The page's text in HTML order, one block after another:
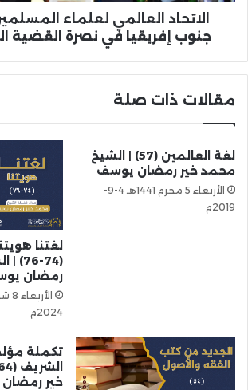
الاتحاد العالمي لعلماء
جنوب إفريقيا في نصرة القضية
مقالات ذات صلة
لغة العالمين (57) | الشيخ
محمد خير رمضان يوسف
الأربعاء 5 محرم 1441هـ 4-9-
2019م
لغتنا
(74-
رمضان
2024م
تكملة
خير